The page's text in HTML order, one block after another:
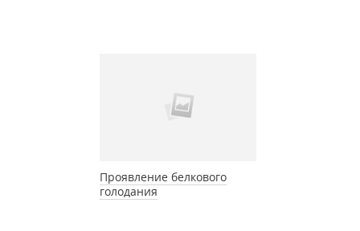
Проявление белкового
голодания